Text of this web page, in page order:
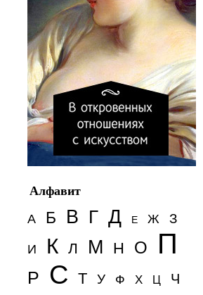
Алфавит
А
Б В Г Д Е Ж З
И К Л М Н О П
Р С Т У Ф Х Ц Ч